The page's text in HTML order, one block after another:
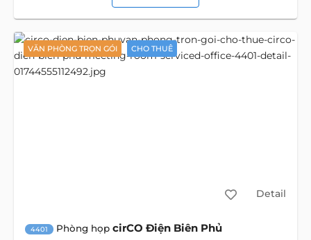
VĂN PHÒNG TRỌN GÓI CHO THUÊ
Detail
4401 Phòng họp cirCO Điện Biên Phủ